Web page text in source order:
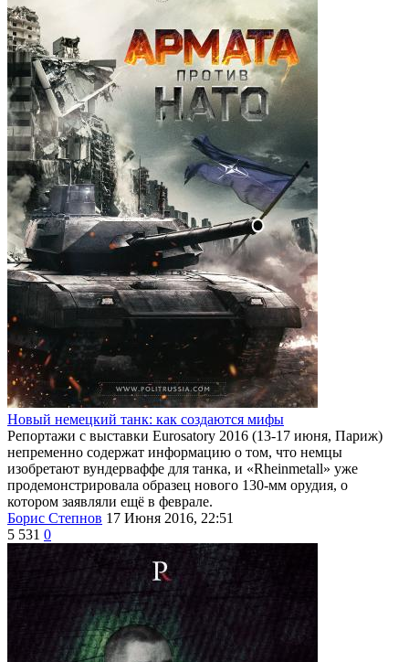
Новый немецкий танк: как создаются мифы
Репортажи с выставки Eurosatory 2016 (13-17 июня, Париж)
непременно содержат информацию о том, что немцы
изобретают вундерваффе для танка, и «Rheinmetall» уже
продемонстрировала образец нового 130-мм орудия, о
котором заявляли ещё в феврале.
Борис Степнов 17 Июня 2016, 22:51
5 531 0